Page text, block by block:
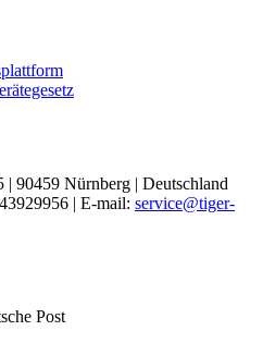
| 90459 Nürnberg | Deutschland
| E-mail: service@tiger-